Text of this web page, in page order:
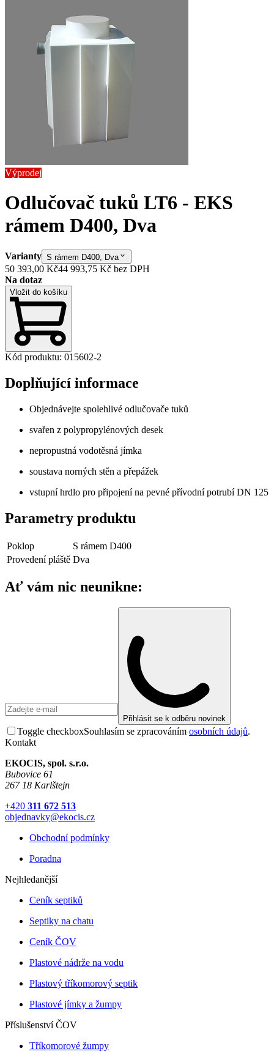
Výprodej
Odlučovač tuků LT6 - EKS
rámem D400, Dva
Varianty S rámem D400, Dva
50 393,00 Kč44 993,75 Kč bez DPH
Na dotaz
Vložit do košíku
Kód produktu: 015602-2
Doplňující informace
Objednávejte spolehlivé odlučovače tuků
svařen z polypropylénových desek
nepropustná vodotěsná jímka
soustava norných stěn a přepážek
vstupní hrdlo pro připojení na pevné přívodní potrubí DN 125
Parametry produktu
Poklop
S rámem D400
Provedení pláště Dva
Ať vám nic neunikne:
Přihlásit se k odběru novinek
Toggle checkboxSouhlasím se zpracováním osobních údajů.
Kontakt
EKOCIS, spol. s.r.o.
Bubovice 61
267 18 Karlštejn
+420 311 672 513
objednavky@ekocis.cz
Obchodní podmínky
Poradna
Nejhledanější
Ceník septiků
Septiky na chatu
Ceník ČOV
Plastové nádrže na vodu
Plastový tříkomorový septik
Plastové jímky a žumpy
Příslušenství ČOV
Tříkomorové žumpy